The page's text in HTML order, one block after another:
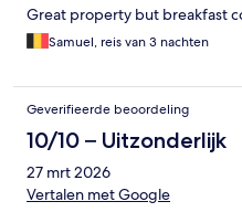
Great property but breakfast
Samuel, reis van 3 nachten
Geverifieerde beoordeling
10/10 – Uitzonderlijk
27 mrt 2026
Vertalen met Google